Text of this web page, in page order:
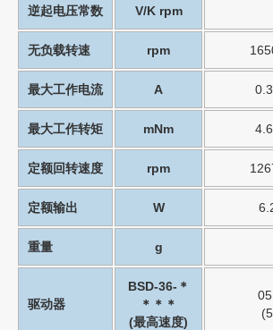
逆起电压常数 V/K rpm
无负载转速 rpm
最大工作电流 A
最大工作转矩 mNm
定额回转速度 rpm
定额输出 W
重量 g
驱动器
BSD-36-＊
＊＊＊
(最高速度)